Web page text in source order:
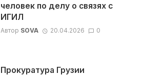
человек по делу о связях с
ИГИЛ
Автор SOVA 20.04.2026 0
Прокуратура Грузии